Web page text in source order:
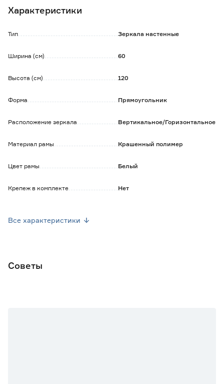
Обратите внимание:
Характеристики
Тип Зеркала настенные
Ширина (см) 60
Высота (см) 120
Форма Прямоугольник
Расположение зеркала Вертикальное/Горизонтальное
Материал рамы Крашенный полимер
Цвет рамы Белый
Крепеж в комплекте Нет
Все характеристики
Советы